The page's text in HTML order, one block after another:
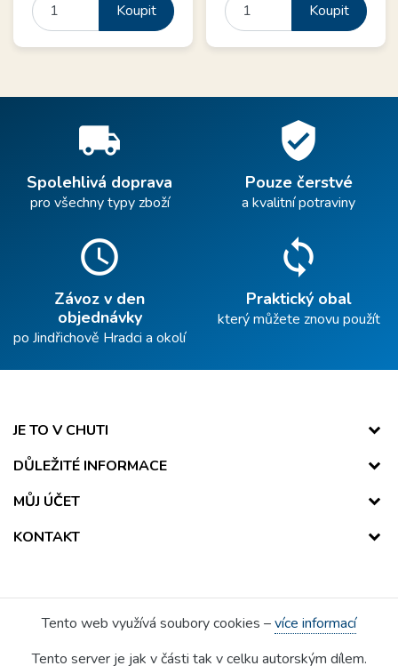
Koupit Koupit
local_shipping
Spolehlivá doprava
pro všechny typy zboží
verified_user
Pouze čerstvé
a kvalitní potraviny
schedule
Závoz v den
objednávky
po Jindřichově Hradci a okolí
sync
Praktický obal
který můžete znovu použít
JE TO V CHUTI
DŮLEŽITÉ INFORMACE
MŮJ ÚČET
KONTAKT
Tento web využívá soubory cookies –více informací
Tento server je jak v části tak v celku autorským dílem.